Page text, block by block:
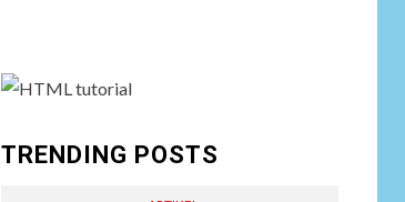
TRENDING POSTS